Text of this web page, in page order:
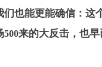
也能更能确信：这
500来的大反击，也早